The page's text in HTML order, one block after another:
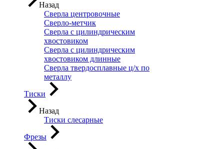
Назад
Сверла центровочные
Сверло-метчик
Сверла с цилиндрическим
хвостовиком
Сверла с цилиндрическим
хвостовиком длинные
Сверла твердосплавные ц/х по
металлу
Тиски
Назад
Тиски слесарные
Фрезы